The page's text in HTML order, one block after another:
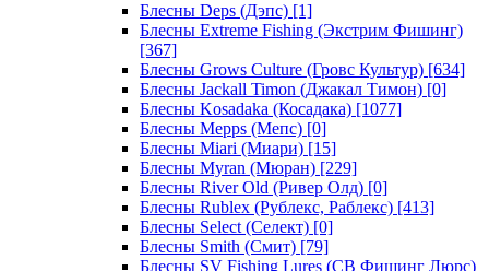
Блесны Deps (Дэпс) [1]
Блесны Extreme Fishing (Экстрим Фишинг)
[367]
Блесны Grows Culture (Гровс Культур) [634]
Блесны Jackall Timon (Джакал Тимон) [0]
Блесны Kosadaka (Косадака) [1077]
Блесны Mepps (Мепс) [0]
Блесны Miari (Миари) [15]
Блесны Myran (Мюран) [229]
Блесны River Old (Ривер Олд) [0]
Блесны Rublex (Рублекс, Раблекс) [413]
Блесны Select (Селект) [0]
Блесны Smith (Смит) [79]
Блесны SV Fishing Lures (СВ Фишинг Люрс)